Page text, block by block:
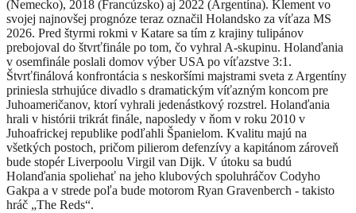
(Nemecko), 2018 (Francúzsko) aj 2022 (Argentína). Klement vo
svojej najnovšej prognóze teraz označil Holandsko za víťaza MS
2026. Pred štyrmi rokmi v Katare sa tím z krajiny tulipánov
prebojoval do štvrťfinále po tom, čo vyhral A-skupinu. Holanďania
v osemfinále poslali domov výber USA po víťazstve 3:1.
Štvrťfinálová konfrontácia s neskoršími majstrami sveta z Argentíny
priniesla strhujúce divadlo s dramatickým víťazným koncom pre
Juhoameričanov, ktorí vyhrali jedenástkový rozstrel. Holanďania
hrali v histórii trikrát finále, naposledy v ňom v roku 2010 v
Juhoafrickej republike podľahli Španielom. Kvalitu majú na
všetkých postoch, pričom pilierom defenzívy a kapitánom zároveň
bude stopér Liverpoolu Virgil van Dijk. V útoku sa budú
Holanďania spoliehať na jeho klubových spoluhráčov Codyho
Gakpa a v strede poľa bude motorom Ryan Gravenberch - takisto
hráč „The Reds“.